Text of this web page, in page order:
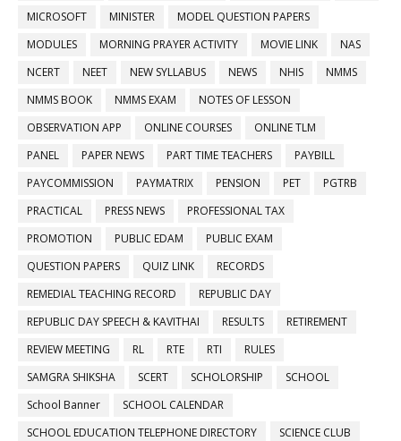
MICROSOFT
MINISTER
MODEL QUESTION PAPERS
MODULES
MORNING PRAYER ACTIVITY MOVIE LINK
NAS
NCERT
NEET NEW SYLLABUS NEWS NHIS
NMMS
NMMS BOOK
NMMS EXAM
NOTES OF LESSON
OBSERVATION APP
ONLINE COURSES
ONLINE TLM
PANEL
PAPER NEWS PART TIME TEACHERS
PAYBILL
PAYCOMMISSION
PAYMATRIX PENSION PET
PGTRB
PRACTICAL
PRESS NEWS
PROFESSIONAL TAX
PROMOTION
PUBLIC EDAM
PUBLIC EXAM
QUESTION PAPERS
QUIZ LINK
RECORDS
REMEDIAL TEACHING RECORD
REPUBLIC DAY
REPUBLIC DAY SPEECH & KAVITHAI
RESULTS
RETIREMENT
REVIEW MEETING
RL RTE RTI
RULES
SAMGRA SHIKSHA
SCERT SCHOLORSHIP
SCHOOL
School Banner
SCHOOL CALENDAR
SCHOOL EDUCATION TELEPHONE DIRECTORY
SCIENCE CLUB